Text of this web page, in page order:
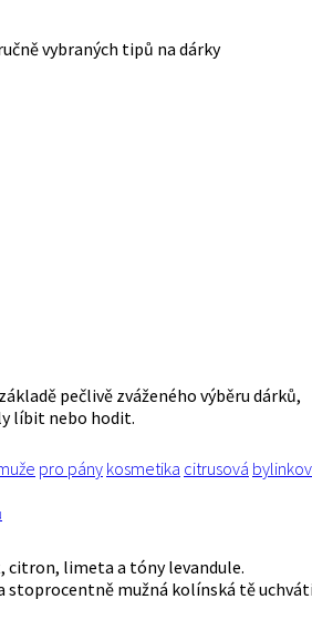
vybraných tipů na dárky
pečlivě zváženého výběru dárků,
líbit nebo hodit.
pro pány kosmetika citrusová
citron, limeta a tóny levandule.
stoprocentně mužná kolínská tě